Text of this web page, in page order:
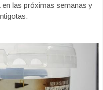
las próximas semanas y